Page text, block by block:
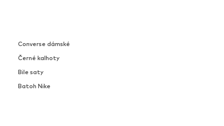
Converse dámské
Černé kalhoty
Bile saty
Batoh Nike